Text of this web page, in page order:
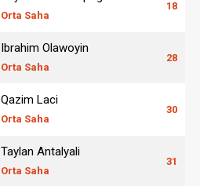
Orta Saha
18
Ibrahim Olawoyin
Orta Saha
28
Qazim Laci
Orta Saha
30
Taylan Antalyali
Orta Saha
31